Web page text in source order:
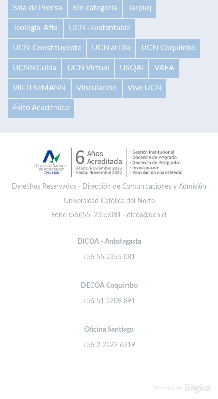
Sala de Prensa Sin categoría Tarpuq
Teología-Afta UCN+Sustentable
UCN-Constituyente UCN al Día UCN Coquimbo
UCNteCuida UCN Virtual USQAI VAEA
VilLTI SeMANN Vinculación Vive UCN
Éxito Académico
Derechos Reservados · Dirección de Comunicaciones y Admisión
Universidad Católica del Norte
Fono (56)(55) 2355081 · dicoa@ucn.cl
DICOA - Antofagasta
+56 55 2355 081
DECOA Coquimbo
+56 51 2209 891
Oficina Santiago
+56 2 2222 6219